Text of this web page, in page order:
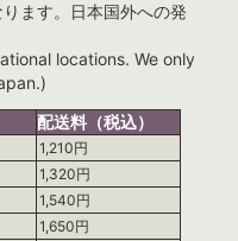
ます。日本国外への発
locations. We only
配送料（税込）
1,210円
1,320円
1,540円
1,650円